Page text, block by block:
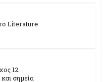
Literature
12.
σημεία